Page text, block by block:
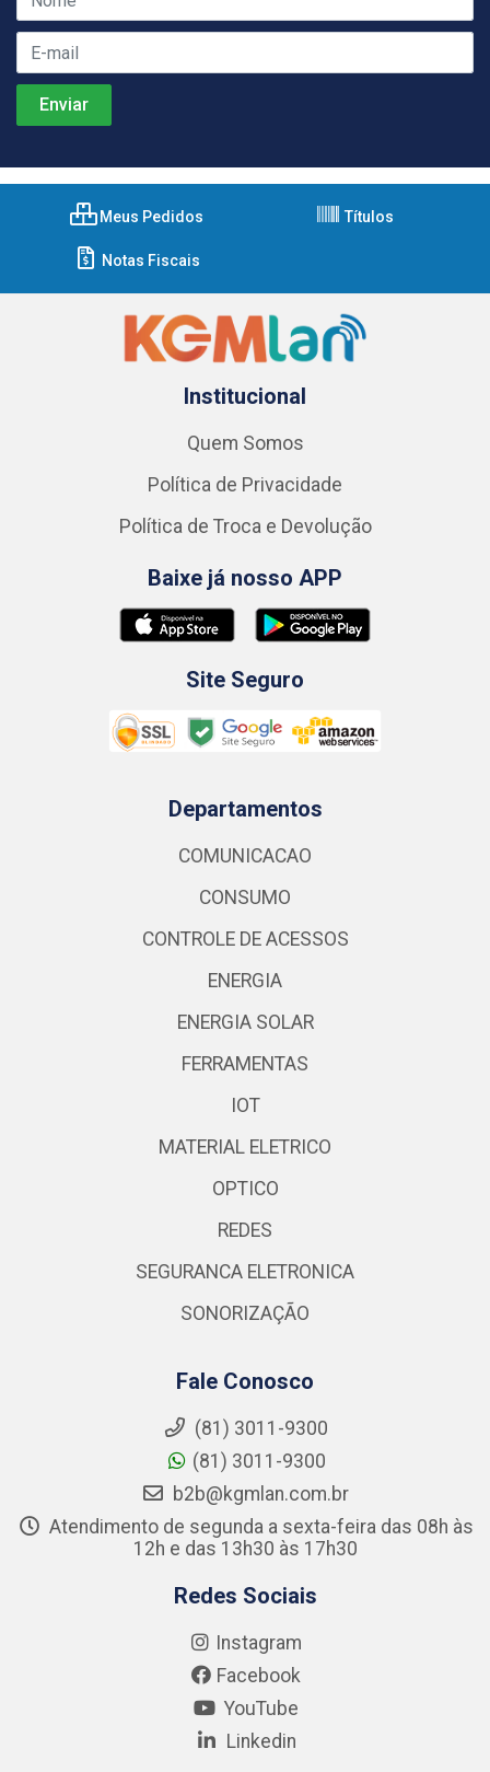
Meus Pedidos Títulos
Notas Fiscais
Institucional
Quem Somos
Política de Privacidade
Política de Troca e Devolução
Baixe já nosso APP
Site Seguro
Departamentos
COMUNICACAO
CONSUMO
CONTROLE DE ACESSOS
ENERGIA
ENERGIA SOLAR
FERRAMENTAS
IOT
MATERIAL ELETRICO
OPTICO
REDES
SEGURANCA ELETRONICA
SONORIZAÇÃO
Fale Conosco
(81) 3011-9300
(81) 3011-9300
b2b@kgmlan.com.br
Atendimento de segunda a sexta-feira das 08h às
12h e das 13h30 às 17h30
Redes Sociais
Instagram
Facebook
YouTube
Linkedin